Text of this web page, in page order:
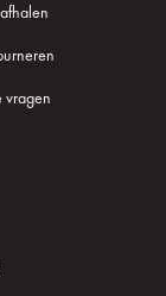
vragen